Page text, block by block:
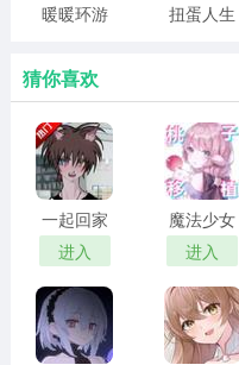
3、你可以给角色换发型
暖暖环游
扭蛋人生
猜你喜欢
一起回家
吧 汉化版
进入
魔法少女
露娜的灾
难 官方正
版
进入